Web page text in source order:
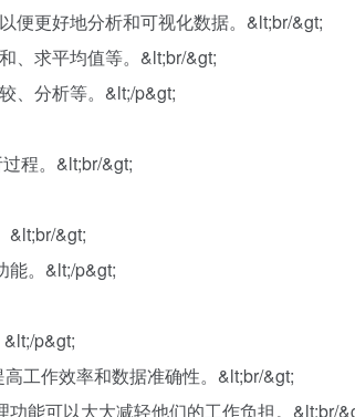
便更好地分析和可视化数据。&lt;br/&gt;
、求平均值等。&lt;br/&gt;
、分析等。&lt;/p&gt;
程。&lt;br/&gt;
&lt;br/&gt;
能。&lt;/p&gt;
p&gt;
工作效率和数据准确性。&lt;br/&gt;
能可以大大减轻他们的工作负担。&lt;br/